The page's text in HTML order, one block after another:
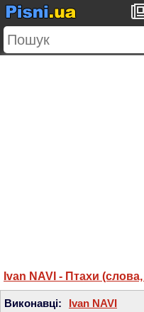
Ivan NAVI - Птахи (слова,
Виконавці:
Ivan NAVI